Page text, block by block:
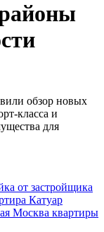
обзор новых
класса и
для
от застройщика
Катуар
Москва квартиры